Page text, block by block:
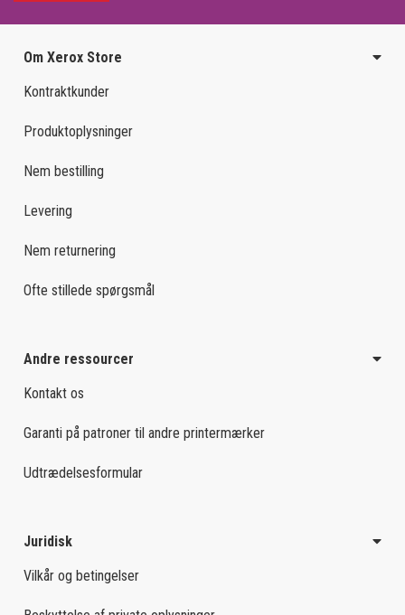
Om Xerox Store
Kontraktkunder
Produktoplysninger
Nem bestilling
Levering
Nem returnering
Ofte stillede spørgsmål
Andre ressourcer
Kontakt os
Garanti på patroner til andre printermærker
Udtrædelsesformular
Juridisk
Vilkår og betingelser